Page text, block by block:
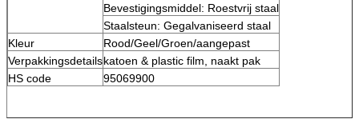
Bevestigingsmiddel: Roestvrij staal
Staalsteun: Gegalvaniseerd staal
Kleur
Rood/Geel/Groen/aangepast
Verpakkingsdetailskatoen & plastic film, naakt pak
HS code
95069900